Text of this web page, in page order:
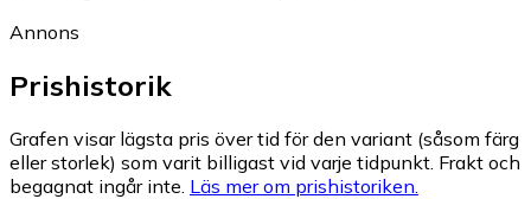
Annons
Prishistorik
Grafen visar lägsta pris över tid för den variant (såsom färg
eller storlek) som varit billigast vid varje tidpunkt. Frakt och
begagnat ingår inte. Läs mer om prishistoriken.